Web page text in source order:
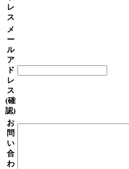
レ
ス
メ
ー
ル
ア
ド
レ
ス
(確
認)
お
問
い
合
わ